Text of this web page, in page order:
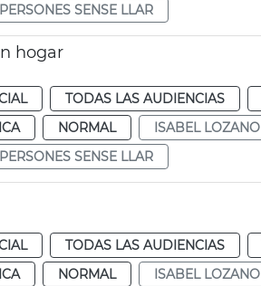
PERSONES SENSE LLAR
hogar
TODAS LAS AUDIENCIAS
NORMAL
ISABEL LOZANO
PERSONES SENSE LLAR
TODAS LAS AUDIENCIAS
NORMAL ISABEL LOZANO